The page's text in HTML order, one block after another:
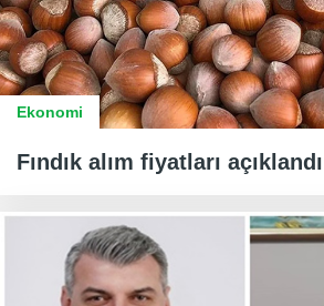
Ekonomi
Fındık alım fiyatları açıklandı